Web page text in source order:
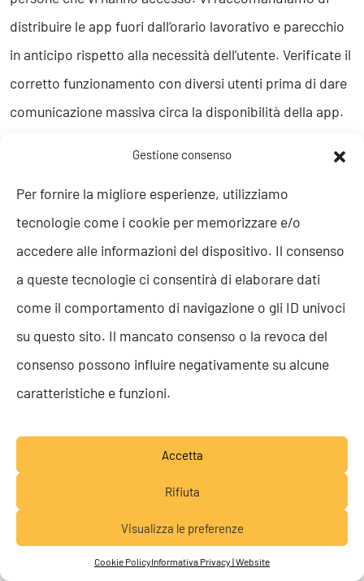
Gestione consenso
Per fornire la migliore esperienze, utilizziamo
tecnologie come i cookie per memorizzare e/o
accedere alle informazioni del dispositivo. Il consenso
a queste tecnologie ci consentirà di elaborare dati
come il comportamento di navigazione o gli ID univoci
su questo sito. Il mancato consenso o la revoca del
consenso possono influire negativamente su alcune
caratteristiche e funzioni.
Accetta
Rifiuta
Visualizza le preferenze
Cookie PolicyInformativa Privacy | Website
Lavora con noi
distribuire le app fuori dall’orario lavorativo e parecchio
in anticipo rispetto alla necessità dell’utente. Verificate il
corretto funzionamento con diversi utenti prima di dare
comunicazione massiva circa la disponibilità della app.
potrebbe dover aggiornare oppure chiudere e ri-aprire il
browser.
– Cercate di non sovraccaricare gli utenti. Prestate
attenzione a non distribuire troppe app di modo che gli
utenti vedano nelle app ricevute quello di cui hanno
veramente bisogno. Altra cosa importante da fare è
controllare chi possa distribuire le app agli utenti per
coordinare le tempistiche.
non riceveranno le app automaticamente.
Permettere agli utenti di connettersi ai
dataset sottostanti